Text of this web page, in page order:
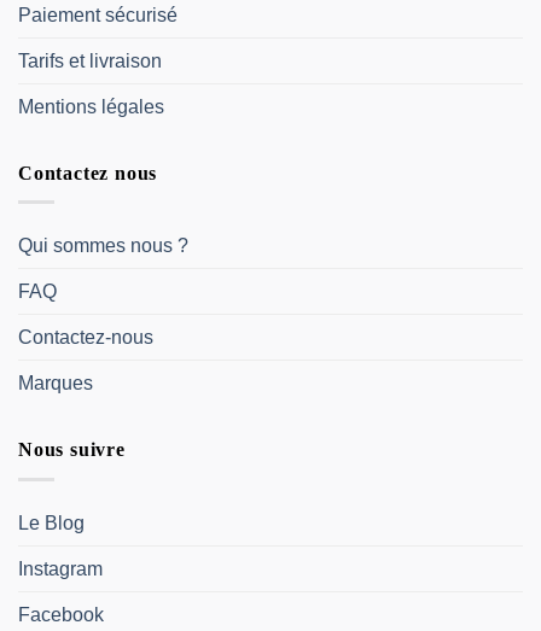
Paiement sécurisé
Tarifs et livraison
Mentions légales
Contactez nous
Qui sommes nous ?
FAQ
Contactez-nous
Marques
Nous suivre
Le Blog
Instagram
Facebook